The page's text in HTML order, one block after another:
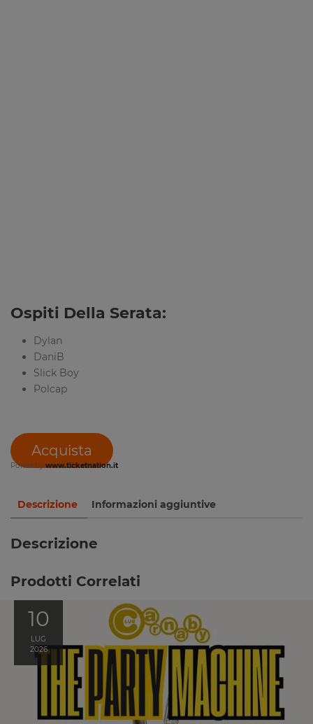
Ospiti Della Serata:
Dylan
DaniB
Slick Boy
Polcap
Acquista
Power by www.ticketnation.it
Descrizione Informazioni aggiuntive
Descrizione
Prodotti Correlati
10
LUG
2026